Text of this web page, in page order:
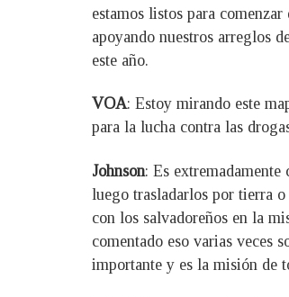
estamos listos para
apoyando nuestros arreglos
este año.
VOA: Estoy mirando este
para la lucha contra las
Johnson: Es
luego trasladarlos por tierra
con los salvadoreños en la
comentado eso varias veces
importante y es la misión de